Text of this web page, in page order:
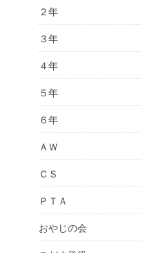
２年
３年
４年
５年
６年
ＡＷ
ＣＳ
ＰＴＡ
おやじの会